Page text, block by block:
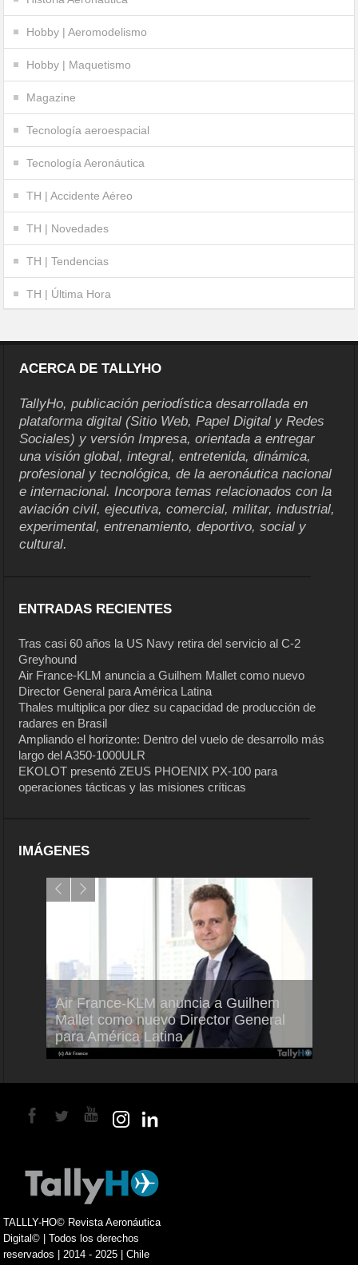
Hobby | Aeromodelismo
Hobby | Maquetismo
Magazine
Tecnología aeroespacial
Tecnología Aeronáutica
TH | Accidente Aéreo
TH | Novedades
TH | Tendencias
TH | Última Hora
ACERCA DE TALLYHO
TallyHo, publicación periodística desarrollada en
plataforma digital (Sitio Web, Papel Digital y Redes
Sociales) y versión Impresa, orientada a entregar
una visión global, integral, entretenida, dinámica,
profesional y tecnológica, de la aeronáutica nacional
e internacional. Incorpora temas relacionados con la
aviación civil, ejecutiva, comercial, militar, industrial,
experimental, entrenamiento, deportivo, social y
cultural.
ENTRADAS RECIENTES
Tras casi 60 años la US Navy retira del servicio al C-2
Greyhound
Air France-KLM anuncia a Guilhem Mallet como nuevo
Director General para América Latina
Thales multiplica por diez su capacidad de producción de
radares en Brasil
Ampliando el horizonte: Dentro del vuelo de desarrollo más
largo del A350-1000ULR
EKOLOT presentó ZEUS PHOENIX PX-100 para
operaciones tácticas y las misiones críticas
IMÁGENES
Air France-KLM anuncia a Guilhem
Mallet como nuevo Director General
para América Latina
TALLLY-HO© Revista Aeronáutica
Digital© | Todos los derechos
reservados | 2014 - 2025 | Chile